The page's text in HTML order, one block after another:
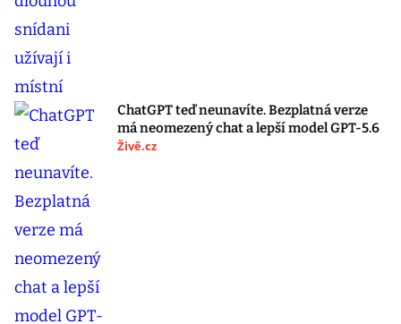
ChatGPT teď neunavíte. Bezplatná verze
má neomezený chat a lepší model GPT-5.6
Živě.cz